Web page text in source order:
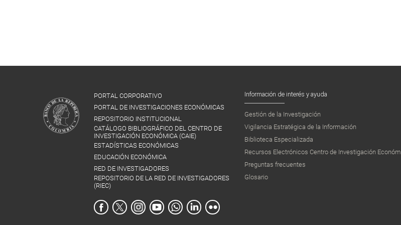
PORTAL CORPORATIVO
PORTAL DE INVESTIGACIONES ECONÓMICAS
REPOSITORIO INSTITUCIONAL
CATÁLOGO BIBLIOGRÁFICO DEL CENTRO DE
INVESTIGACIÓN ECONÓMICA (CAIE)
ESTADÍSTICAS ECONÓMICAS
EDUCACIÓN ECONÓMICA
RED DE INVESTIGADORES
REPOSITORIO DE LA RED DE INVESTIGADORES
(RIEC)
Información de interés y ayuda
Gestión de la Investigación
Vigilancia Estratégica de la Información
Biblioteca Especializada
Recursos Electrónicos Centro de Investigación
Preguntas frecuentes
Glosario